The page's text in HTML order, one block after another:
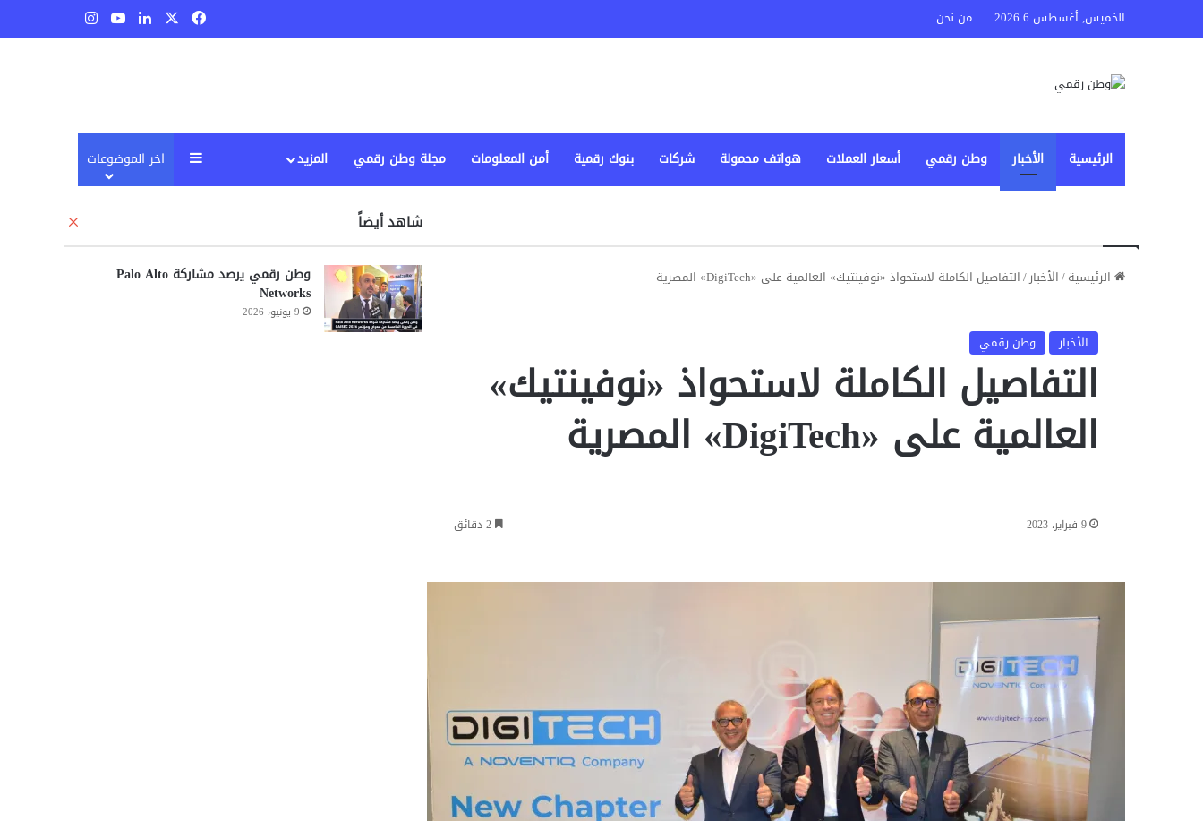
الخميس, أغسطس 6 2026 من نحن فيسبوك لينكدإن‫YouTube
الرئيسية الأخبار وطن رقمي أسعار العملات هواتف محمولة شركات بنوك رقمية أمن المعلومات مجلة وطن رقمي المزيد إضافة عمود جانبي
اخر الموضوعات
الرئيسية/الأخبار/التفاصيل الكاملة لاستحواذ «نوفينتيك» العالمية على «DigiTech» المصرية
الأخبار وطن رقمي
التفاصيل الكاملة لاستحواذ «نوفينتيك»
العالمية على «DigiTech» المصرية
9 فبراير، 2023
شاهد أيضاً
غ
وطن رقمي يرصد مشاركة Palo Alto
Networks
9 يونيو، 2026